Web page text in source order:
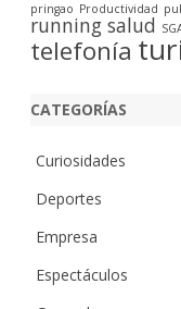
pringao Productividad
running salud
telefonía
CATEGORÍAS
Curiosidades
Deportes
Empresa
Espectáculos